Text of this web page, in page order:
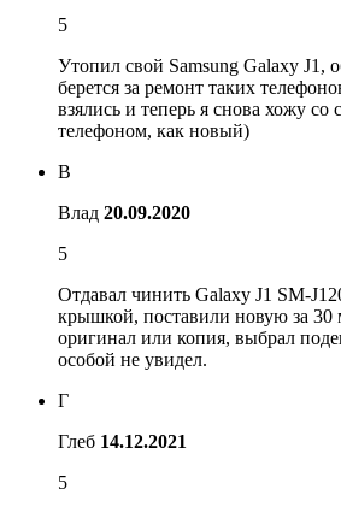
5
Утопил свой Samsung Galaxy J1,
берется за ремонт таких
взялись и теперь я снова хожу
телефоном, как новый)
В
Влад 20.09.2020
5
Отдавал чинить Galaxy J1 SM-
крышкой, поставили новую за
оригинал или копия, выбрал
особой не увидел.
Г
Глеб 14.12.2021
5